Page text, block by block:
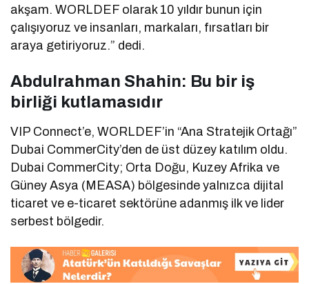
akşam. WORLDEF olarak 10 yıldır bunun için
çalışıyoruz ve insanları, markaları, fırsatları bir
araya getiriyoruz.” dedi.
Abdulrahman Shahin: Bu bir iş
birliği kutlamasıdır
VIP Connect’e, WORLDEF’in “Ana Stratejik Ortağı”
Dubai CommerCity’den de üst düzey katılım oldu.
Dubai CommerCity; Orta Doğu, Kuzey Afrika ve
Güney Asya (MEASA) bölgesinde yalnızca dijital
ticaret ve e-ticaret sektörüne adanmış ilk ve lider
serbest bölgedir.